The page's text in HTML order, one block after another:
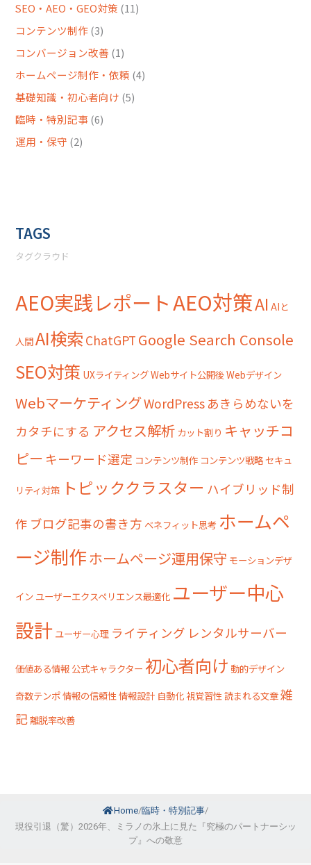
SEO・AEO・GEO対策 (11)
コンテンツ制作(3)
コンバージョン改善 (1)
ホームページ制作・依頼 (4)
基礎知識・初心者向け (5)
臨時・特別記事(6)
運用・保守 (2)
TAGS
タグクラウド
AEO実践レポートAEO対策AI AIと
人間AI検索 ChatGPT Google Search Console
SEO対策 UXライティングWebサイト公開後Webデザイン
WebマーケティングWordPress あきらめないを
カタチにする アクセス解析 カット割り キャッチコ
ピー キーワード選定 コンテンツ制作 コンテンツ戦略セキュ
リティ対策 トピッククラスター ハイブリッド制
作 ブログ記事の書き方 ベネフィット思考 ホームペ
ージ制作ホームページ運用保守 モーションデザ
イン ユーザーエクスペリエンス最適化 ユーザー中心
設計 ユーザー心理 ライティング レンタルサーバー
価値ある情報 公式キャラクター 初心者向け 動的デザイン
奇数テンポ情報の信頼性 情報設計 自動化視覚習性 読まれる文章雑
記離脱率改善
Home/臨時・特別記事/
現役引退（驚）2026年、ミラノの氷上に見た『究極のパートナーシッ
プ』への敬意